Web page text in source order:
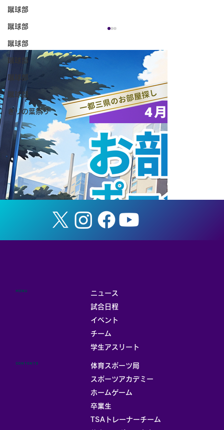
蹴球部
蹴球部
蹴球部
蹴球部
蹴球部
蹴球部
きりの葉祭り
ANAホールディングス株式会社と連携協
定を締結
ニュース
試合日程
イベント
チーム
学生アスリート
MENU
体育スポーツ局
スポーツアカデミー
ホームゲーム
卒業生
TSAトレーナーチーム
CONTENTS